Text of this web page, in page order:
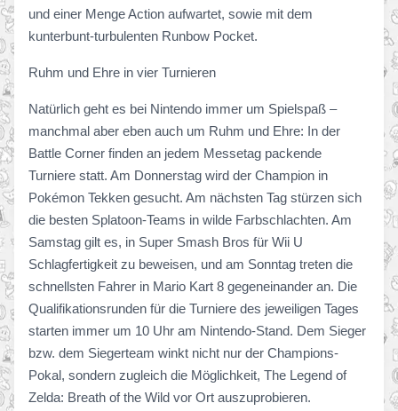
und einer Menge Action aufwartet, sowie mit dem
kunterbunt-turbulenten Runbow Pocket.
Ruhm und Ehre in vier Turnieren
Natürlich geht es bei Nintendo immer um Spielspaß –
manchmal aber eben auch um Ruhm und Ehre: In der
Battle Corner finden an jedem Messetag packende
Turniere statt. Am Donnerstag wird der Champion in
Pokémon Tekken gesucht. Am nächsten Tag stürzen sich
die besten Splatoon-Teams in wilde Farbschlachten. Am
Samstag gilt es, in Super Smash Bros für Wii U
Schlagfertigkeit zu beweisen, und am Sonntag treten die
schnellsten Fahrer in Mario Kart 8 gegeneinander an. Die
Qualifikationsrunden für die Turniere des jeweiligen Tages
starten immer um 10 Uhr am Nintendo-Stand. Dem Sieger
bzw. dem Siegerteam winkt nicht nur der Champions-
Pokal, sondern zugleich die Möglichkeit, The Legend of
Zelda: Breath of the Wild vor Ort auszuprobieren.